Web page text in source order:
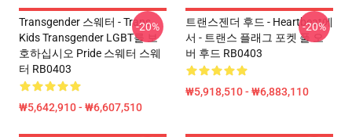
Transgender 스웨터 - Trans
Kids Transgender LGBT를 보
호하십시오 Pride 스웨터 스웨
터 RB0403
₩5,642,910 - ₩6,607,510
-20%
트랜스젠더 후드 - Heartbeat에
서 - 트랜스 플래그 포켓 풀 오
버 후드 RB0403
₩5,918,510 - ₩6,883,110
-20%